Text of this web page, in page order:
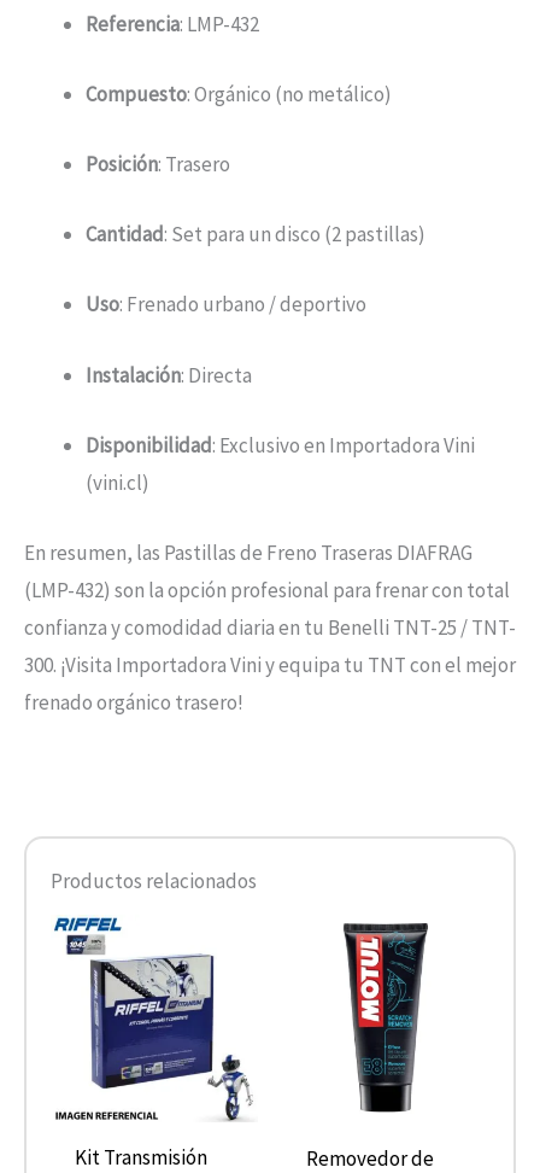
Referencia: LMP-432
Compuesto: Orgánico (no metálico)
Posición: Trasero
Cantidad: Set para un disco (2 pastillas)
Uso: Frenado urbano / deportivo
Instalación: Directa
Disponibilidad: Exclusivo en Importadora Vini
(vini.cl)
En resumen, las Pastillas de Freno Traseras DIAFRAG
(LMP-432) son la opción profesional para frenar con total
confianza y comodidad diaria en tu Benelli TNT-25 / TNT-
300. ¡Visita Importadora Vini y equipa tu TNT con el mejor
frenado orgánico trasero!
Productos relacionados
Kit Transmisión
Removedor de